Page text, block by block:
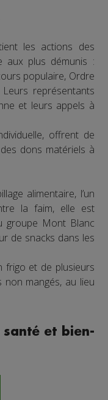
les actions des
aux plus démunis :
populaire, Ordre
représentants
et leurs appels à
offrent de
dons matériels à
alimentaire, l’un
la faim, elle est
groupe Mont Blanc
de snacks dans les
frigo et de plusieurs
mangés, au lieu
santé et bien-